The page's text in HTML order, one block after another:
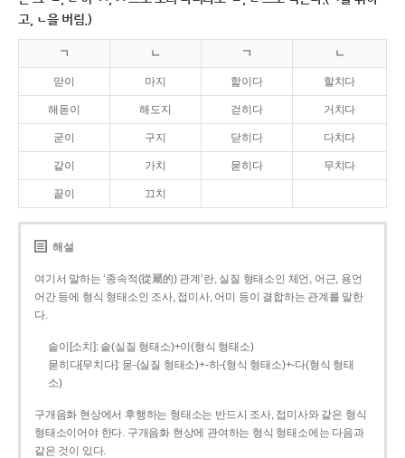
고, ㄴ을 버림.)
ㄱ ㄴ ㄱ ㄴ
맏이 마지 핥이다 할치다
해돋이 해도지 걷히다 거치다
굳이 구지 닫히다 다치다
같이 가치 묻히다 무치다
끝이 끄치
해설
여기서 말하는 ‘종속적(從屬的) 관계’란, 실질 형태소인 체언, 어근, 용언
어간 등에 형식 형태소인 조사, 접미사, 어미 등이 결합하는 관계를 말한
다.
솥이[소치]: 솥(실질 형태소)+이(형식 형태소)
묻히다[무치다]: 묻­-(실질 형태소)+­-히­-(형식 형태소)+-다(형식 형태
소)
구개음화 현상에서 후행하는 형태소는 반드시 조사, 접미사와 같은 형식
형태소이어야 한다. 구개음화 현상에 관여하는 형식 형태소에는 다음과
같은 것이 있다.